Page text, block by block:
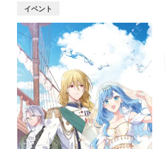
イベント